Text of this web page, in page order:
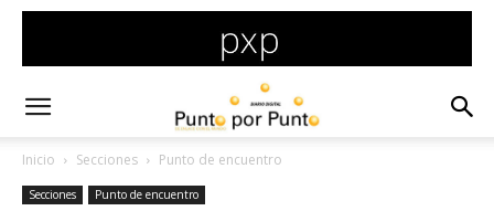
Inicio Secciones Punto de encuentro
Secciones Punto de encuentro